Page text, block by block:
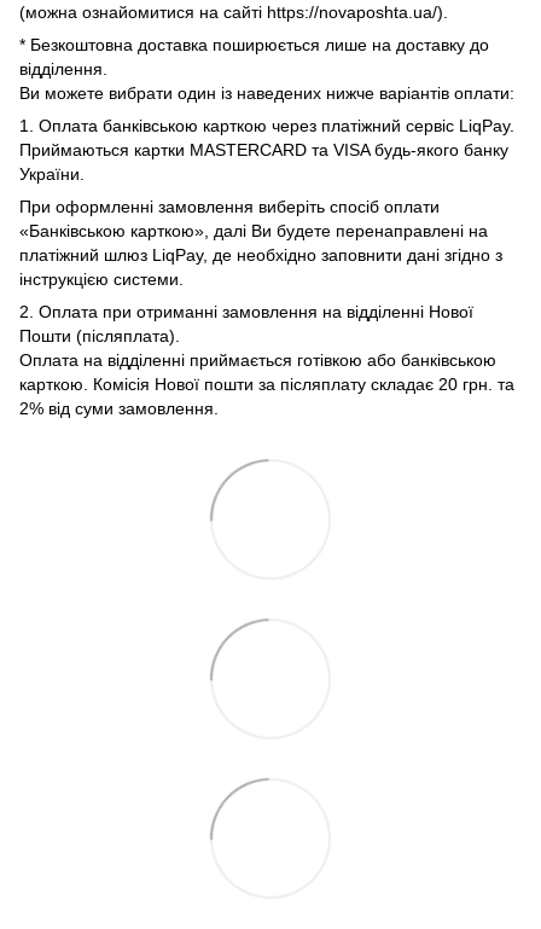
(можна ознайомитися на сайті https://novaposhta.ua/).
* Безкоштовна доставка поширюється лише на доставку до
відділення.
Ви можете вибрати один із наведених нижче варіантів оплати:
1. Оплата банківською карткою через платіжний сервіс LiqPay.
Приймаються картки MASTERCARD та VISA будь-якого банку
України.
При оформленні замовлення виберіть спосіб оплати
«Банківською карткою», далі Ви будете перенаправлені на
платіжний шлюз LiqPay, де необхідно заповнити дані згідно з
інструкцією системи.
2. Оплата при отриманні замовлення на відділенні Нової
Пошти (післяплата).
Оплата на відділенні приймається готівкою або банківською
карткою. Комісія Нової пошти за післяплату складає 20 грн. та
2% від суми замовлення.